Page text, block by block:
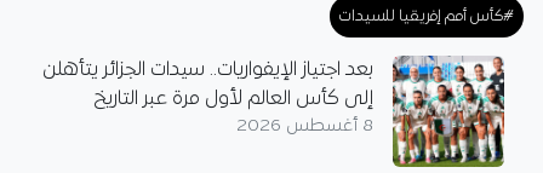
#كأس أمم إفريقيا للسيدات
بعد اجتياز الإيفواريات.. سيدات الجزائر يتأهلن
إلى كأس العالم لأول مرة عبر التاريخ
8 أغسطس 2026